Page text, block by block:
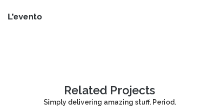
L'evento
Related Projects
Simply delivering amazing stuff. Period.